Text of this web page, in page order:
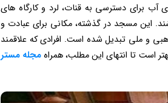
آب برای دسترسی به قنات، لرد و کارگاه‌ های
این مسجد در گذشته، مکانی برای عبادت و
و ملی تبدیل شده است. افرادی که علاقمند
است تا انتهای این مطلب، همراهمجله مستر